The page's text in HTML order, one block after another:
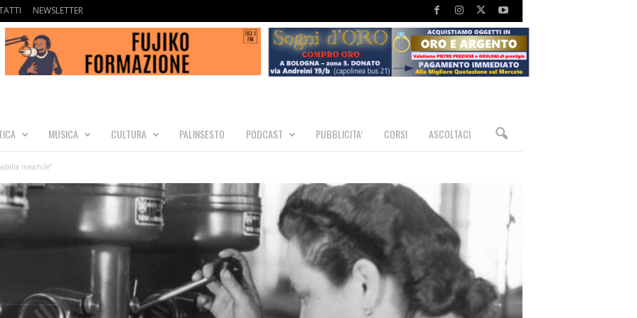
NEWSLETTER
MUSICA CULTURA PALINSESTO PODCAST PUBBLICITA’ CORSI ASCOLTACI
maschile”